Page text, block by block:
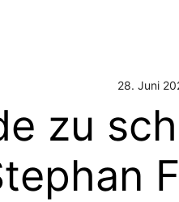
28. Juni
zu